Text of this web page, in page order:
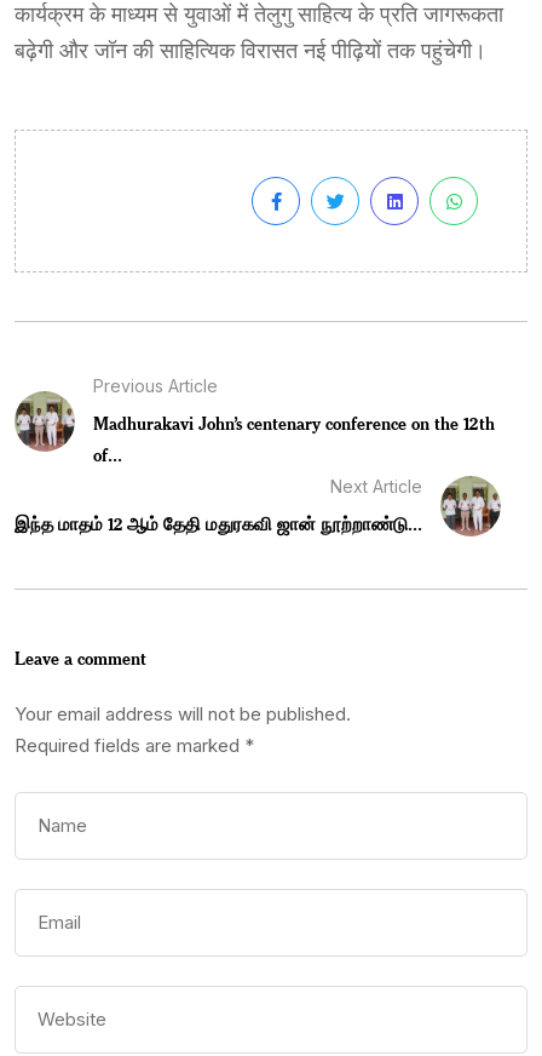
कार्यक्रम के माध्यम से युवाओं में तेलुगु साहित्य के प्रति जागरूकता
बढ़ेगी और जॉन की साहित्यिक विरासत नई पीढ़ियों तक पहुंचेगी।
Previous Article
Madhurakavi John’s centenary conference on the 12th
of...
Next Article
இந்த மாதம் 12 ஆம் தேதி மதுரகவி ஜான் நூற்றாண்டு...
Leave a comment
Your email address will not be published.
Required fields are marked *